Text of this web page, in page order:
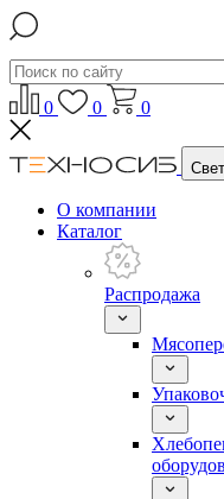
0 0 0
О компании
Каталог
Распродажа